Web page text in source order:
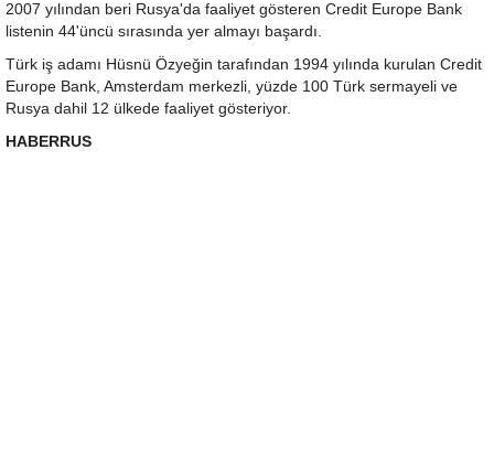
2007 yılından beri Rusya'da faaliyet gösteren Credit Europe Bank
listenin 44'üncü sırasında yer almayı başardı.
Türk iş adamı Hüsnü Özyeğin tarafından 1994 yılında kurulan Credit
Europe Bank, Amsterdam merkezli, yüzde 100 Türk sermayeli ve
Rusya dahil 12 ülkede faaliyet gösteriyor.
HABERRUS